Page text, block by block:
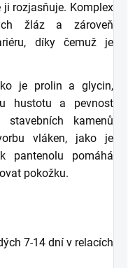
rozjasňuje. Komplex
žláz a zároveň
díky čemuž je
je prolin a glycin,
hustotu a pevnost
kamenů
vláken, jako je
pantenolu pomáhá
pokožku.
7-14 dní v relacích